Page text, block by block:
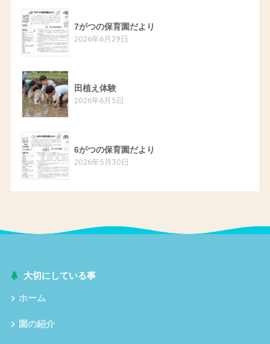
7がつの保育園だより
2026年6月29日
田植え体験
2026年6月5日
6がつの保育園だより
2026年5月30日
大切にしている事
ホーム
園の紹介